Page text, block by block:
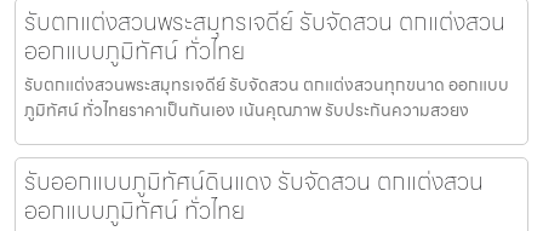
รับตกแต่งสวนพระสมุทรเจดีย์ รับจัดสวน ตกแต่งสวน
ออกแบบภูมิทัศน์ ทั่วไทย
รับตกแต่งสวนพระสมุทรเจดีย์ รับจัดสวน ตกแต่งสวนทุกขนาด ออกแบบ
ภูมิทัศน์ ทั่วไทยราคาเป็นกันเอง เน้นคุณภาพ รับประกันความสวยง
รับออกแบบภูมิทัศน์ดินแดง รับจัดสวน ตกแต่งสวน
ออกแบบภูมิทัศน์ ทั่วไทย